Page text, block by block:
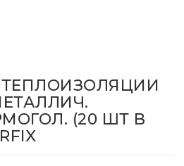
(20 ШТ В